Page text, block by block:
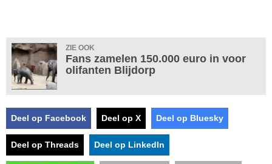
ZIE OOK
Fans zamelen 150.000 euro in voor
olifanten Blijdorp
Deel op Facebook Deel op X Deel op Bluesky
Deel op Threads Deel op LinkedIn